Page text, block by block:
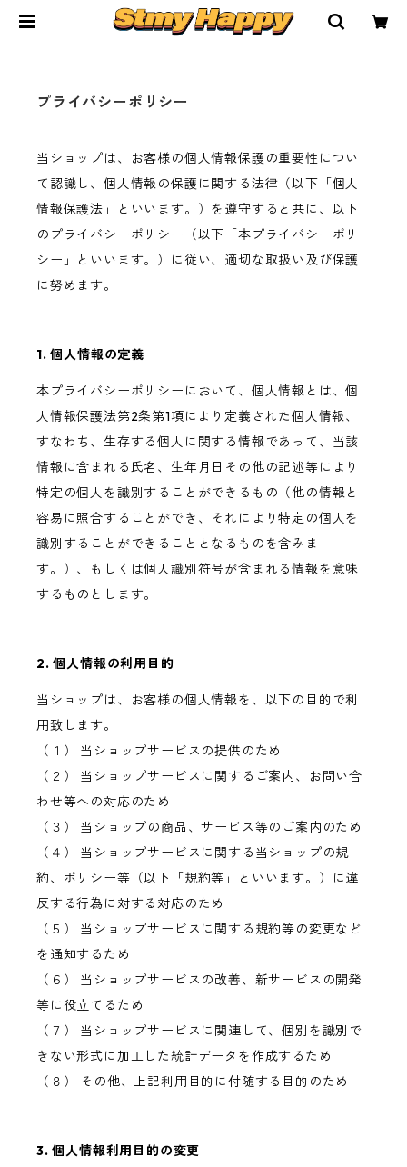
プライバシーポリシー
当ショップは、お客様の個人情報保護の重要性につい
て認識し、個人情報の保護に関する法律（以下「個人
情報保護法」といいます。）を遵守すると共に、以下
のプライバシーポリシー（以下「本プライバシーポリ
シー」といいます。）に従い、適切な取扱い及び保護
に努めます。
1. 個人情報の定義
本プライバシーポリシーにおいて、個人情報とは、個
人情報保護法第2条第1項により定義された個人情報、
すなわち、生存する個人に関する情報であって、当該
情報に含まれる氏名、生年月日その他の記述等により
特定の個人を識別することができるもの（他の情報と
容易に照合することができ、それにより特定の個人を
識別することができることとなるものを含みま
す。）、もしくは個人識別符号が含まれる情報を意味
するものとします。
2. 個人情報の利用目的
当ショップは、お客様の個人情報を、以下の目的で利
用致します。
（１） 当ショップサービスの提供のため
（２） 当ショップサービスに関するご案内、お問い合
わせ等への対応のため
（３） 当ショップの商品、サービス等のご案内のため
（４） 当ショップサービスに関する当ショップの規
約、ポリシー等（以下「規約等」といいます。）に違
反する行為に対する対応のため
（５） 当ショップサービスに関する規約等の変更など
を通知するため
（６） 当ショップサービスの改善、新サービスの開発
等に役立てるため
（７） 当ショップサービスに関連して、個別を識別で
きない形式に加工した統計データを作成するため
（８） その他、上記利用目的に付随する目的のため
3. 個人情報利用目的の変更